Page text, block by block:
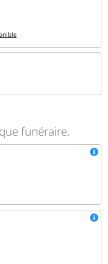
funéraire.